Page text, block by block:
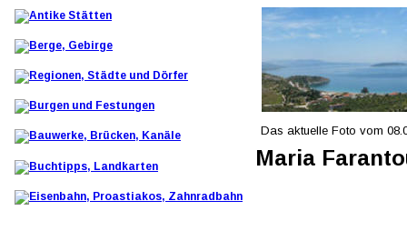
Das aktuelle Foto vom
Maria